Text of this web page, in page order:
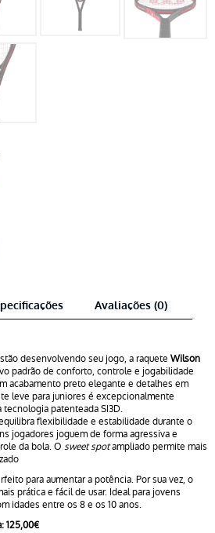
Avaliações (0)
desenvolvendo seu jogo, a raquete Wilson
padrão de conforto, controle e jogabilidade
acabamento preto elegante e detalhes em
leve para juniores é excepcionalmente
tecnologia patenteada SI3D.
flexibilidade e estabilidade durante o
jogadores joguem de forma agressiva e
da bola. O sweet spotampliado permite mais
para aumentar a potência. Por sua vez, o
prática e fácil de usar. Ideal para jovens
idades entre os 8 e os 10 anos.
125,00€